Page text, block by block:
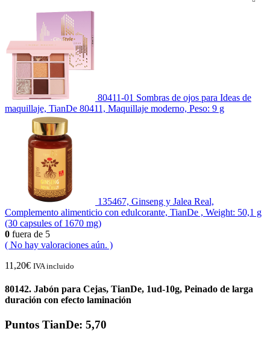
80411-01 Sombras de ojos para Ideas de
maquillaje, TianDe 80411, Maquillaje moderno, Peso: 9 g
135467, Ginseng y Jalea Real,
Complemento alimenticio con edulcorante, TianDe , Weight: 50,1 g
(30 capsules of 1670 mg)
0 fuera de 5
( No hay valoraciones aún. )
11,20€ IVA incluido
80142. Jabón para Cejas, TianDe, 1ud-10g, Peinado de larga
duración con efecto laminación
Puntos TianDe: 5,70